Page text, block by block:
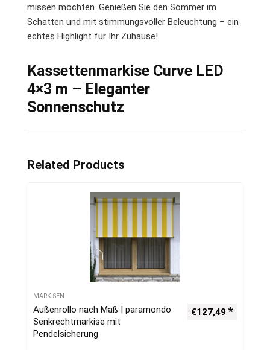
missen möchten. Genießen Sie den Sommer im
Schatten und mit stimmungsvoller Beleuchtung – ein
echtes Highlight für Ihr Zuhause!
Kassettenmarkise Curve LED
4×3 m – Eleganter
Sonnenschutz
Related Products
MARKISEN
Außenrollo nach Maß | paramondo
Senkrechtmarkise mit
Pendelsicherung
€127,49